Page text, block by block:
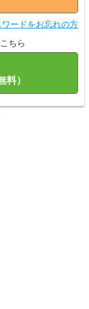
ードをお忘れの方
ちら
）